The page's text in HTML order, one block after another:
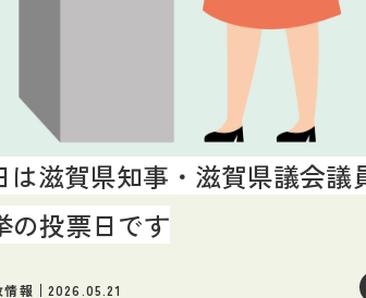
は滋賀県知事・滋賀県議会議
の投票日です
情報 2026.05.21